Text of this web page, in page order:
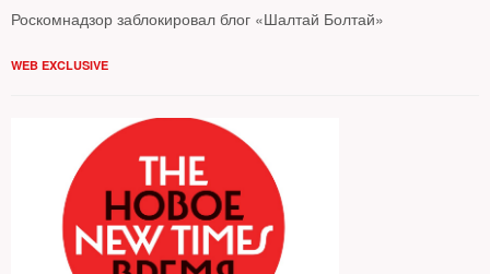
Роскомнадзор заблокировал блог «Шалтай Болтай»
WEB EXCLUSIVE